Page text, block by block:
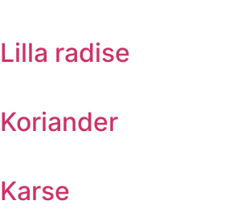
Lilla radise
Koriander
Karse